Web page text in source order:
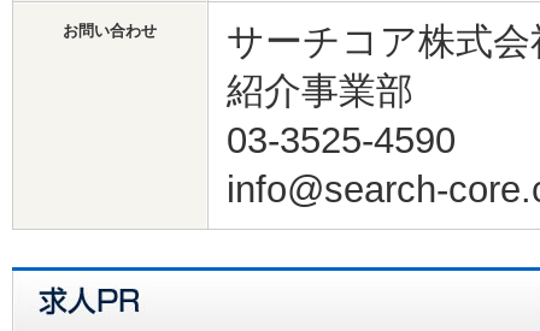
お問い合わせ
サーチコア株式会
紹介事業部
03-3525-4590
info@search-